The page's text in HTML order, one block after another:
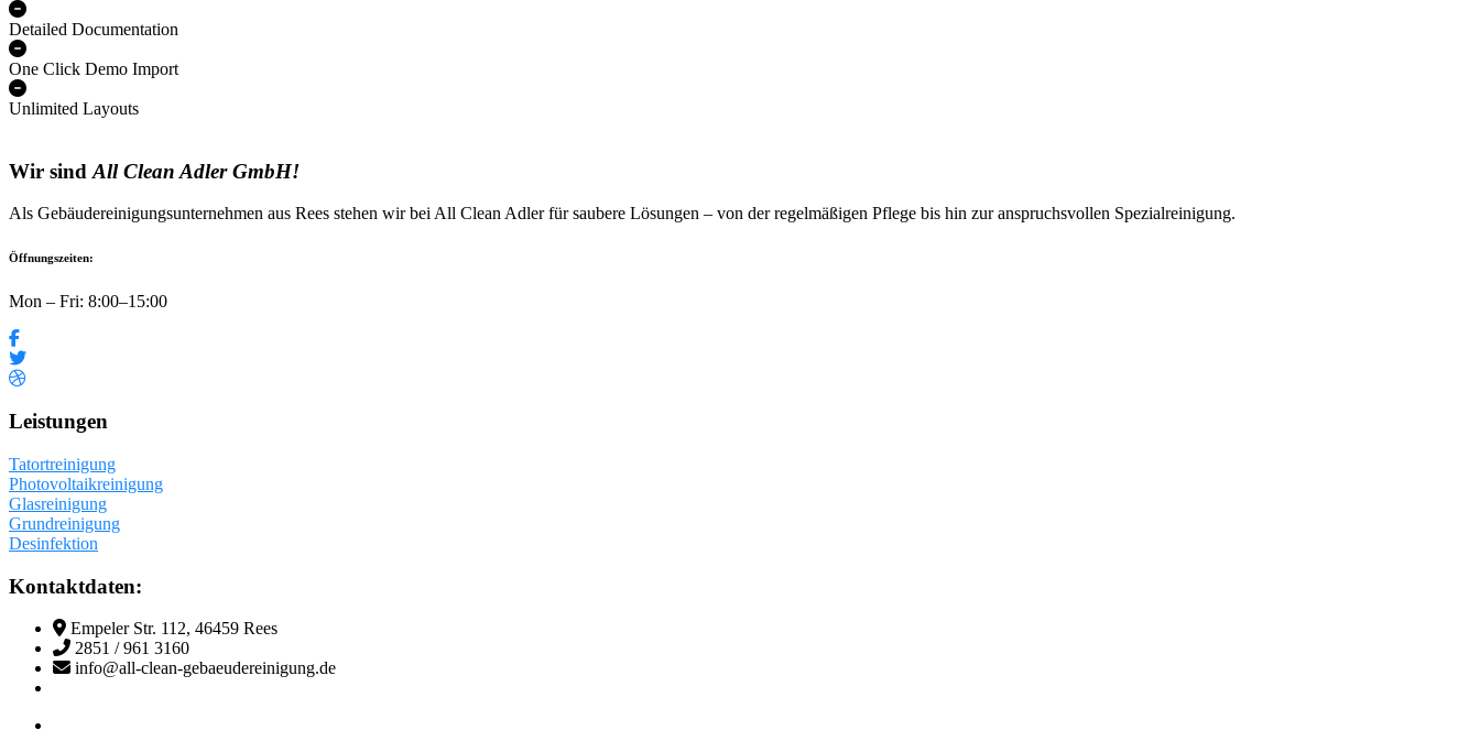
Detailed Documentation
One Click Demo Import
Unlimited Layouts
Wir sind All Clean Adler GmbH!
Als Gebäudereinigungsunternehmen aus Rees stehen wir bei All Clean Adler für saubere Lösungen – von der regelmäßigen Pflege bis hin zur anspruchsvollen Spezialreinigung.
Öffnungszeiten:
Mon – Fri: 8:00–15:00
Leistungen
Tatortreinigung
Photovoltaikreinigung
Glasreinigung
Grundreinigung
Desinfektion
Kontaktdaten:
Empeler Str. 112, 46459 Rees
2851 / 961 3160
info@all-clean-gebaeudereinigung.de